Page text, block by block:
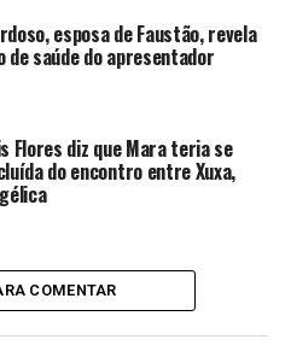
“Ela é forte, inteligente e
na vida pessoal quanto
o legado do
conquistas, foi
inúmeras pessoas sem
uma carreira marcada pelo
LENDO
esposa de Faustão, revela
de saúde do apresentador
Flores diz que Mara teria se
do encontro entre Xuxa,
COMENTAR